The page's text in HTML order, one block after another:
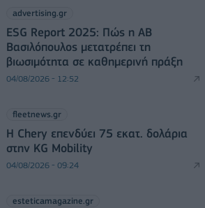
advertising.gr
ESG Report 2025: Πώς η ΑΒ
Βασιλόπουλος μετατρέπει τη
βιωσιμότητα σε καθημερινή πράξη
04/08/2026 - 12:52
fleetnews.gr
Η Chery επενδύει 75 εκατ. δολάρια
στην KG Mobility
04/08/2026 - 09:24
esteticamagazine.gr